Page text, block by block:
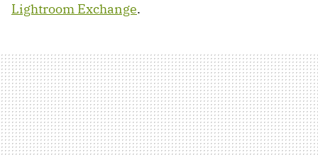
Lightroom Exchange.